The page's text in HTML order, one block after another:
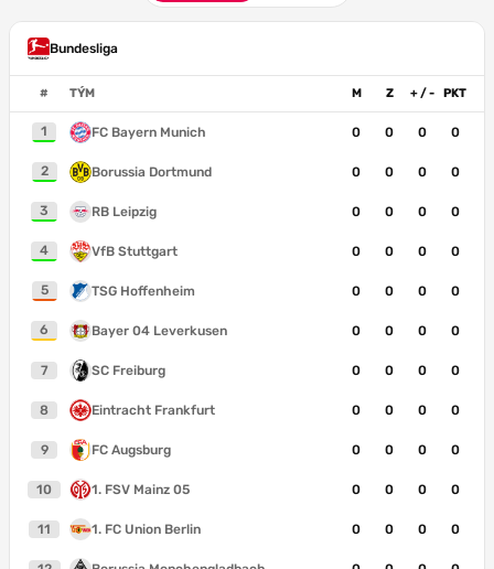
Bundesliga
# TÝM M Z + / - PKT
1 FC Bayern Munich 0 0 0 0
2 Borussia Dortmund 0 0 0 0
3 RB Leipzig 0 0 0 0
4 VfB Stuttgart 0 0 0 0
5 TSG Hoffenheim 0 0 0 0
6 Bayer 04 Leverkusen 0 0 0 0
7 SC Freiburg 0 0 0 0
8 Eintracht Frankfurt 0 0 0 0
9 FC Augsburg 0 0 0 0
10 1. FSV Mainz 05 0 0 0 0
11 1. FC Union Berlin 0 0 0 0